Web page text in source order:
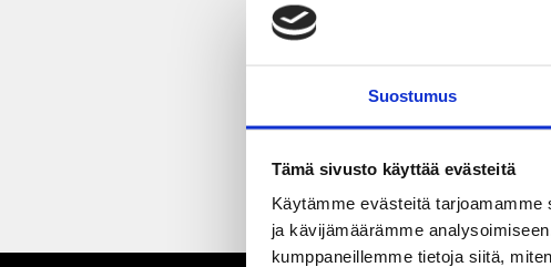
Suostumus
Tämä sivusto käyttää evästeitä
Käytämme evästeitä
ja kävijämäärämme
kumppaneillemme tietoja siitä,